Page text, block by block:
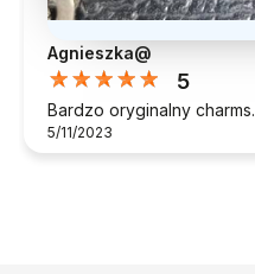
Agnieszka@
5
Bardzo oryginalny charms.
5/11/2023